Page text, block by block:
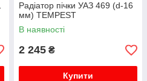
Радіатор пічки УАЗ 469 (d-16
мм) TEMPEST
В наявності
2 245 ₴
Купити